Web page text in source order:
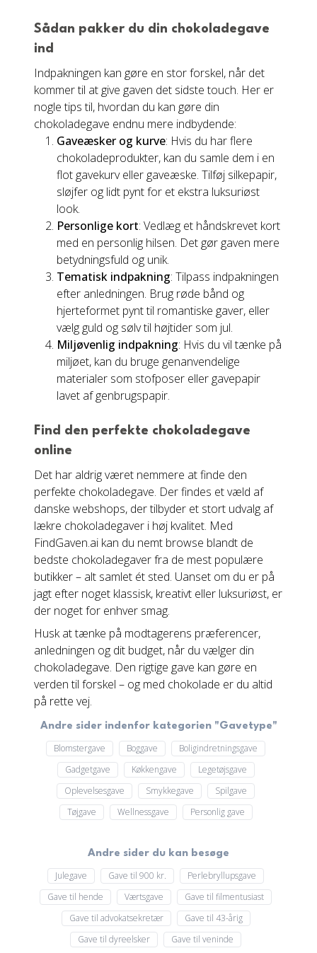
Sådan pakker du din chokoladegave
ind
Indpakningen kan gøre en stor forskel, når det
kommer til at give gaven det sidste touch. Her er
nogle tips til, hvordan du kan gøre din
chokoladegave endnu mere indbydende:
Gaveæsker og kurve: Hvis du har flere
chokoladeprodukter, kan du samle dem i en
flot gavekurv eller gaveæske. Tilføj silkepapir,
sløjfer og lidt pynt for et ekstra luksuriøst
look.
Personlige kort: Vedlæg et håndskrevet kort
med en personlig hilsen. Det gør gaven mere
betydningsfuld og unik.
Tematisk indpakning: Tilpass indpakningen
efter anledningen. Brug røde bånd og
hjerteformet pynt til romantiske gaver, eller
vælg guld og sølv til højtider som jul.
Miljøvenlig indpakning: Hvis du vil tænke på
miljøet, kan du bruge genanvendelige
materialer som stofposer eller gavepapir
lavet af genbrugspapir.
Find den perfekte chokoladegave
online
Det har aldrig været nemmere at finde den
perfekte chokoladegave. Der findes et væld af
danske webshops, der tilbyder et stort udvalg af
lækre chokoladegaver i høj kvalitet. Med
FindGaven.ai kan du nemt browse blandt de
bedste chokoladegaver fra de mest populære
butikker – alt samlet ét sted. Uanset om du er på
jagt efter noget klassisk, kreativt eller luksuriøst, er
der noget for enhver smag.
Husk at tænke på modtagerens præferencer,
anledningen og dit budget, når du vælger din
chokoladegave. Den rigtige gave kan gøre en
verden til forskel – og med chokolade er du altid
på rette vej.
Andre sider indenfor kategorien "Gavetype"
Blomstergave Boggave
Boligindretningsgave
Gadgetgave
Køkkengave
Legetøjsgave
Oplevelsesgave
Smykkegave
Spilgave
Tøjgave
Wellnessgave Personlig gave
Andre sider du kan besøge
Julegave Gave til 900 kr.
Perlebryllupsgave
Gave til hende
Værtsgave
Gave til filmentusiast
Gave til advokatsekretær
Gave til 43-årig
Gave til dyreelsker
Gave til veninde